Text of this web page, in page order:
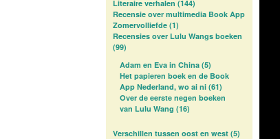
Literaire verhalen (144)
Recensie over multimedia Book App
Zomervolliefde (1)
Recensies over Lulu Wangs boeken
(99)
Adam en Eva in China (5)
Het papieren boek en de Book
App Nederland, wo ai ni (61)
Over de eerste negen boeken
van Lulu Wang (16)
Verschillen tussen oost en west (5)